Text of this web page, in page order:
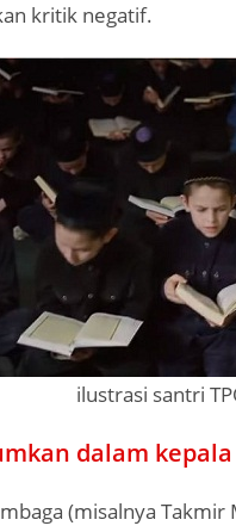
kritik negatif.
ilustrasi santri
dalam kepala
(misalnya